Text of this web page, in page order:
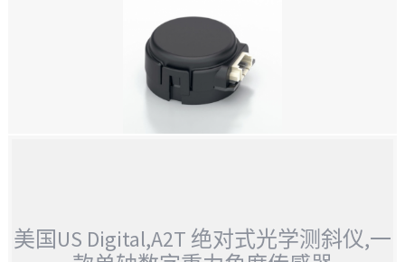
美国 US DIGITAL E8T 微型光学套件编码器
美国US Digital,A2T 绝对式光学测斜仪,一